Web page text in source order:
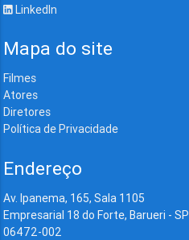
LinkedIn
Mapa do site
Filmes
Atores
Diretores
Política de Privacidade
Endereço
Av. Ipanema, 165, Sala 1105
Empresarial 18 do Forte, Barueri - SP
06472-002